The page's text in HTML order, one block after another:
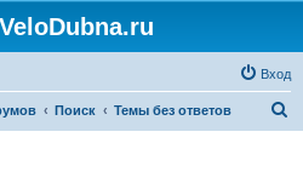
Вход
Поиск Темы без ответов